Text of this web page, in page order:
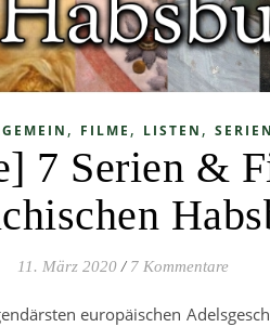
, FILME , LISTEN , SERIEN
7 Serien &
11. März 2020 / 7 Kommentare
europäischen